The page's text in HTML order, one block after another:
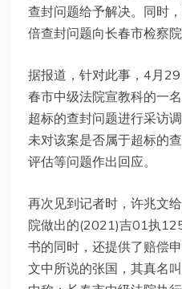
查封问题给予解决。同时
倍查封问题向长春市检察
据报道，针对此事，4月
春市中级法院宣教科的一
超标的查封问题进行采访
未对该案是否属于超标的
评估等问题作出回应。
再次见到记者时，许兆文
院做出的(2021)吉01执
书的同时，还提供了赔偿
文中所说的张国，其真名